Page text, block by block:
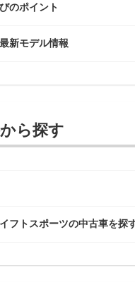
のポイント
新モデル情報
ら探す
フトスポーツの中古車を探